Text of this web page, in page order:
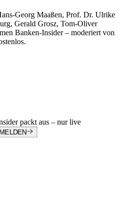
Georg Maaßen, Prof. Dr. Ulrike
Gerald Grosz, Tom-Oliver
Banken-Insider– moderiert von
packt aus – nur live